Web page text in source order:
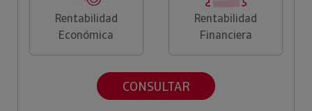
Rentabilidad
Económica
Rentabilidad
Financiera
CONSULTAR